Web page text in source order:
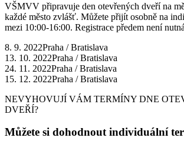
VŠMVV připravuje den otevřených dveří na
každé město zvlášť. Můžete přijít osobně na
mezi 10:00-16:00. Registrace předem není
8. 9. 2022Praha / Bratislava
13. 10. 2022Praha / Bratislava
24. 11. 2022Praha / Bratislava
15. 12. 2022Praha / Bratislava
NEVYHOVUJÍ VÁM TERMÍNY DNE
DVEŘÍ?
Můžete si dohodnout individuální